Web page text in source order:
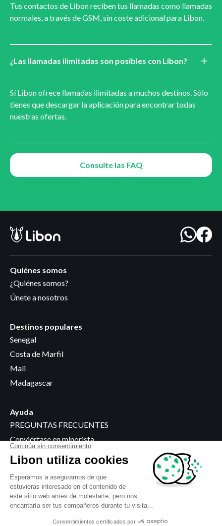
Tus contactos de Libon reciben tus llamadas como llamadas
normales, a través de GSM, sin coste adicional para Libon.
¿Las llamadas ilimitadas son posibles con Libon?
Sí Libon ofrece llamadas ilimitadas a muchos destinos. Sólo
tienes que descargar la aplicación para encontrar todas
nuestras ofertas.
Consulte las FAQ
Quiénes somos
¿Quiénes somos?
Únete a nosotros
Destinos populares
Senegal
Costa de Marfil
Mali
Madagascar
Ayuda
PREGUNTAS FRECUENTES
Conviértase en minorista
Información jurídica
Condiciones generales
Política de privacidad
Uso de cookies